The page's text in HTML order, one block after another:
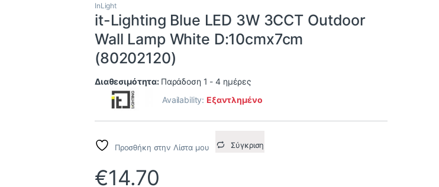
InLight
it-Lighting Blue LED 3W 3CCT Outdoor
Wall Lamp White D:10cmx7cm
(80202120)
Διαθεσιμότητα: Παράδοση 1 - 4 ημέρες
Availability:Εξαντλημένο
Προσθήκη στην Λίστα μου Σύγκριση
€14.70